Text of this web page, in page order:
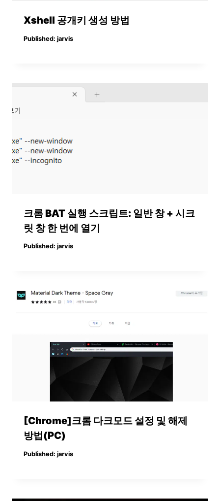
Xshell 공개키 생성 방법
Published: jarvis
크롬 BAT 실행 스크립트: 일반 창 + 시크
릿 창 한 번에 열기
Published: jarvis
[Chrome]크롬 다크모드 설정 및 해제
방법(PC)
Published: jarvis